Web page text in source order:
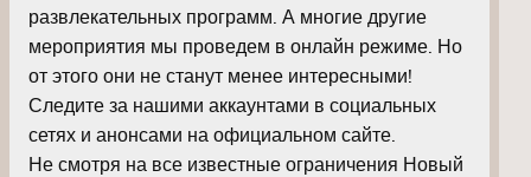
развлекательных программ. А многие другие
мероприятия мы проведем в онлайн режиме. Но
от этого они не станут менее интересными!
Следите за нашими аккаунтами в социальных
сетях и анонсами на официальном сайте.
Не смотря на все известные ограничения Новый